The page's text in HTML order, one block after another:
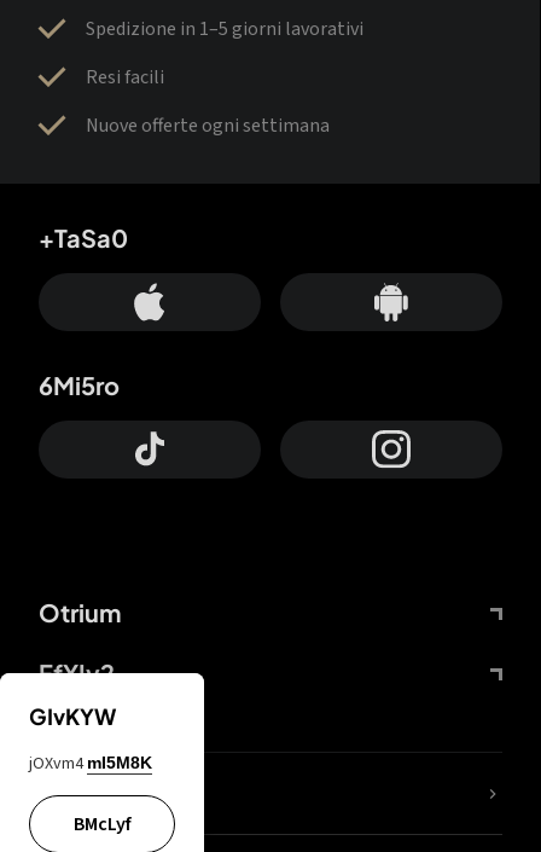
Spedizione in 1–5 giorni lavorativi
Resi facili
Nuove offerte ogni settimana
Otrium
FfYIy2
+TaSa0
6Mi5ro
Lj7sBL
GIvKYW
jOXvm4 mI5M8K
BMcLyf